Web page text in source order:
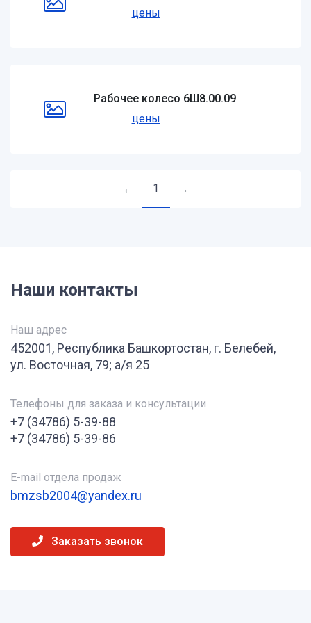
цены
Рабочее колесо 6Ш8.00.09
цены
← 1 →
Наши контакты
Наш адрес
452001, Республика Башкортостан, г. Белебей,
ул. Восточная, 79; а/я 25
Телефоны для заказа и консультации
+7 (34786) 5-39-88
+7 (34786) 5-39-86
E-mail отдела продаж
bmzsb2004@yandex.ru
Заказать звонок